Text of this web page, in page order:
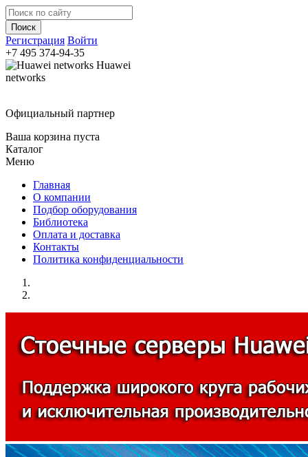
Регистрация Войти
+7 495 374-94-35
Huawei
networks
Официальный партнер
Ваша корзина пуста
Каталог
Меню
Главная
О компании
Подбор оборудования
Библиотека
Оплата и доставка
Контакты
Политика конфиденциальности